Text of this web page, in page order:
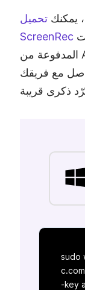
يمكنك تحميل
المدفوعة من Asana وZoom وYammer. خطوة
مع فريقك
sudo
-key